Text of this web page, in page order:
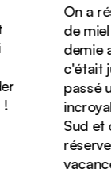
On a
de miel
demie
c'était
passé
Sud et
réserver